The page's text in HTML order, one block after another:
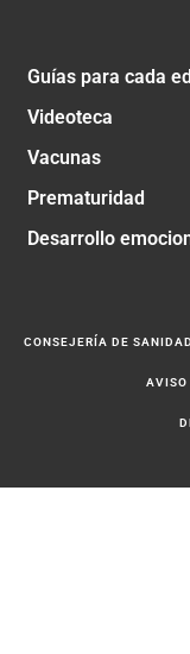
Guías para cada
Videoteca
Vacunas
Prematuridad
Desarrollo
CONSEJERÍA DE
AVISO